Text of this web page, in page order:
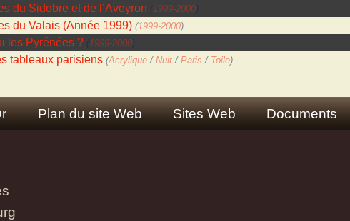
du Sidobre et de l’Aveyron (1999-2000
du Valais (Année 1999) (1999-2000)
les Pyrénées ? (1999-2000
tableaux parisiens (Acrylique / Nuit / Paris / Toile)
Plan du site Web Sites Web Documents